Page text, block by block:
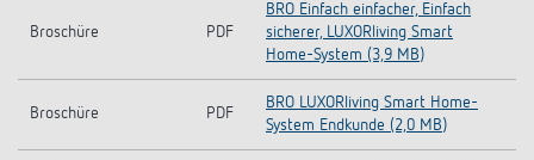
Broschüre PDF
BRO Einfach einfacher, Einfach
sicherer, LUXORliving Smart
Home-System (3,9 MB)
Broschüre PDF
BRO LUXORliving Smart Home-
System Endkunde (2,0 MB)